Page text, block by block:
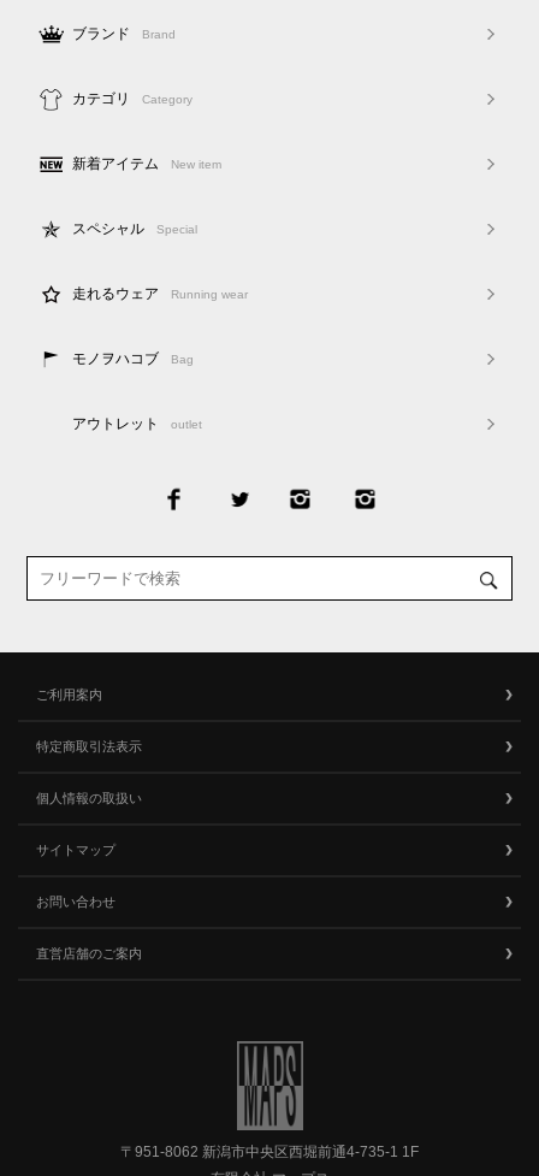
ブランド Brand
カテゴリ Category
新着アイテム New item
スペシャル Special
走れるウェア Running wear
モノヲハコブ Bag
アウトレット outlet
ご利用案内
特定商取引法表示
個人情報の取扱い
サイトマップ
お問い合わせ
直営店舗のご案内
〒951-8062 新潟市中央区西堀前通4-735-1 1F